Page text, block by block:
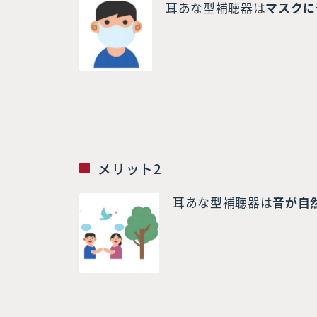
耳あな型補聴器はマスク
メリット2
耳あな型補聴器は音が自